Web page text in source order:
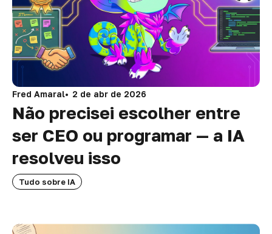
Fred Amaral 2 de abr de 2026
Não precisei escolher entre
ser CEO ou programar — a IA
resolveu isso
Tudo sobre IA